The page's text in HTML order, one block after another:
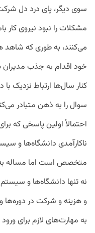
سوی دیگر، پای درد دل
مشکلات را نبود نیروی کار
می‌کنند، به ‌طوری که شاهد
خود اقدام به جذب مدیران
کنار سال‌ها ارتباط نزدیک با
سوال را به ذهن متبادر
احتمالاً اولین پاسخی
ناکارآمدی دانشگاه‌ها و
متخصص است اما مساله
نه‌ تنها دانشگاه‌ها و
و هزینه و شرکت در دوره‌ها و
به مهارت‌های لازم برای